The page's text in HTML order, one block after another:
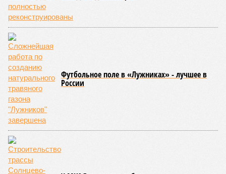
декабрю 2026 г., вторую – к марту 2028-го. Но никто при
этом из кураторов стройки не задается вопросом: как эти
сроки должны материализоваться? На строительной
площадке, по свидетельствам дольщиков, регулярно
бывающих у забора, какая-либо техника отсутствует. Ни
бетононасосов, ни работающих кранов, ни признаков
мобилизации подрядчиков. При том, что до «декабря 2026»
осталось менее полугода.
Если в «Сказочном лесу» техзаказчик публично
отчитывался о поэтапной готовности – 90%, затем 97%, с
конкретными инженерными работами (усиление
монолитных конструкций, устранение проектных ошибок) –
то по «Станции Л» подобной публичной отчётности
дольщики не видят. Ни Capital Group, ни кураторы
строительства не подтверждают ни соблюдения графика
строительства, ни объёма фактически выполненных работ.